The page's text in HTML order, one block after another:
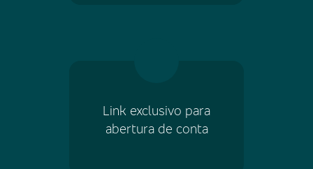
Link exclusivo para
abertura de conta